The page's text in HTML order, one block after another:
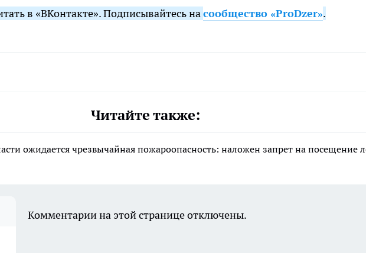
в «ВКонтакте». Подписывайтесь насообщество «ProDzer».
Читайте также:
ожидается чрезвычайная пожароопасность: наложен запрет на посещение
Комментарии на этой странице отключены.